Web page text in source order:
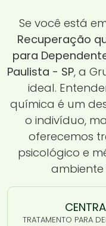
Se você está
Recuperação
para
Paulista - SP, a
ideal.
química é um
o indivíduo,
oferecemos
psicológico e
ambiente
TRATAMENTO PARA